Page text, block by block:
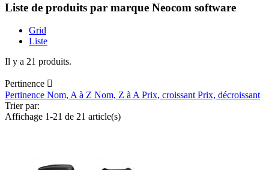
Liste de produits par marque Neocom software
Grid
Liste
Il y a 21 produits.
Pertinence 
Pertinence Nom, A à Z Nom, Z à APrix, croissantPrix, décroissant
Trier par:
Affichage 1-21 de 21 article(s)